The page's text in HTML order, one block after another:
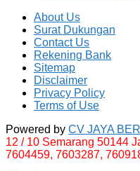
About Us
Surat Dukungan
Contact Us
Rekening Bank
Sitemap
Disclaimer
Privacy Policy
Terms of Use
Powered by CV JAYA
12 / 10 Semarang 50144
7604459, 7603287,